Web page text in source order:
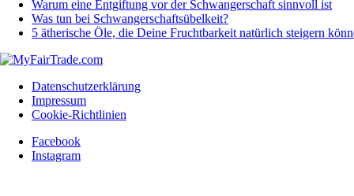
Warum eine Entgiftung vor der Schwangerschaft sinnvoll ist
Was tun bei Schwangerschaftsübelkeit?
5 ätherische Öle, die Deine Fruchtbarkeit natürlich steigern
Datenschutzerklärung
Impressum
Cookie-Richtlinien
Facebook
Instagram